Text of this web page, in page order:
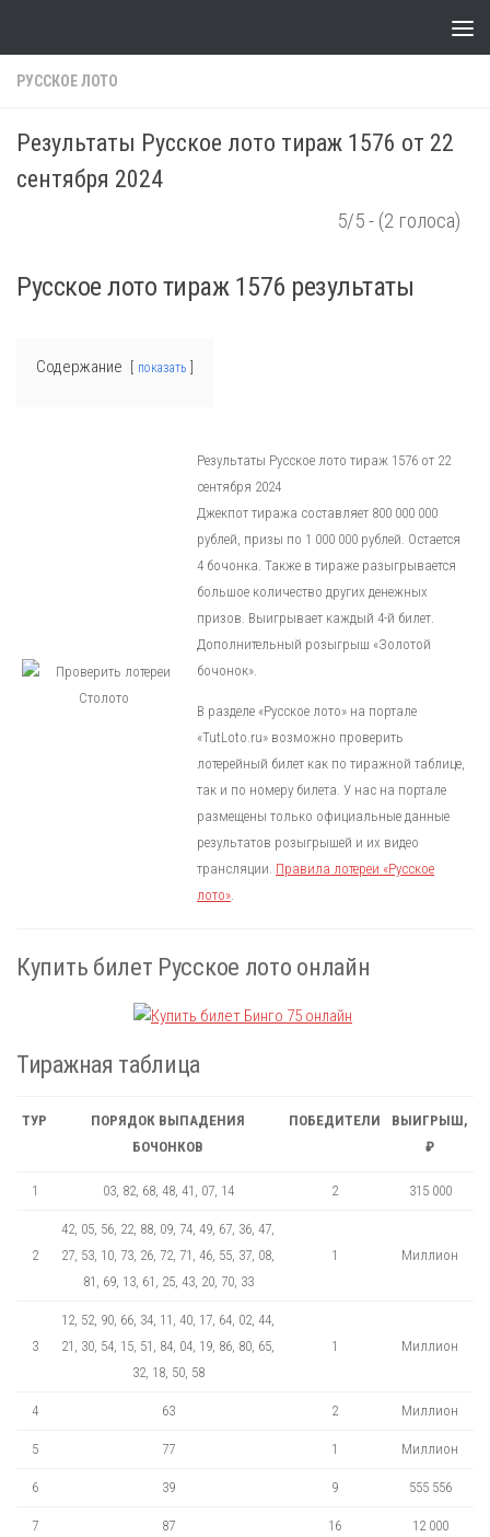
РУССКОЕ ЛОТО
Результаты Русское лото тираж 1576 от 22
сентября 2024
5/5 - (2 голоса)
Русское лото тираж 1576 результаты
Содержание показать
Результаты Русское лото тираж 1576 от 22
сентября 2024
Джекпот тиража составляет 800 000 000
рублей, призы по 1 000 000 рублей. Остается
4 бочонка. Также в тираже разыгрывается
большое количество других денежных
призов. Выигрывает каждый 4-й билет.
Дополнительный розыгрыш «Золотой
бочонок».
В разделе «Русское лото» на портале
«TutLoto.ru» возможно проверить
лотерейный билет как по тиражной таблице,
так и по номеру билета. У нас на портале
размещены только официальные данные
результатов розыгрышей и их видео
трансляции. Правила лотереи «Русское
лото».
Купить билет Русское лото онлайн
Тиражная таблица
ТУР
ПОРЯДОК ВЫПАДЕНИЯ
БОЧОНКОВ
ПОБЕДИТЕЛИ
ВЫИГРЫШ,
₽
1 03, 82, 68, 48, 41, 07, 14 2 315 000
2
42, 05, 56, 22, 88, 09, 74, 49, 67, 36, 47,
27, 53, 10, 73, 26, 72, 71, 46, 55, 37, 08,
81, 69, 13, 61, 25, 43, 20, 70, 33
1 Миллион
3
12, 52, 90, 66, 34, 11, 40, 17, 64, 02, 44,
21, 30, 54, 15, 51, 84, 04, 19, 86, 80, 65,
32, 18, 50, 58
1 Миллион
4 63 2 Миллион
5 77 1 Миллион
6 39 9 555 556
7 87 16 12 000